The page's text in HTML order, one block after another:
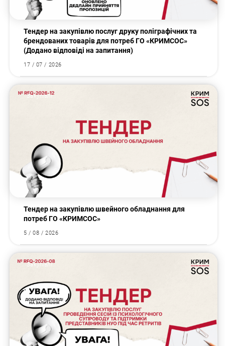
Тендер на закупівлю послуг друку поліграфічних та
брендованих товарів для потреб ГО «КРИМСОС»
(Додано відповіді на запитання)
17 / 07 / 2026
Закупівлі
Тендер на закупівлю швейного обладнання для
потреб ГО «КРИМСОС»
5 / 08 / 2026
Закупівлі